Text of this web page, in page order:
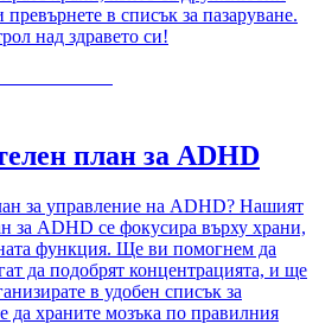
в списък за пазаруване.
над здравето си!
план за ADHD
за управление на ADHD? Нашият
за ADHD се фокусира върху храни,
функция. Ще ви помогнем да
да подобрят концентрацията, и ще
в удобен списък за
да храните мозъка по правилния